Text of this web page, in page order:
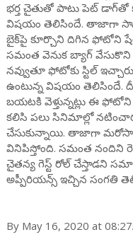
భర్త చైతుతో పాటు పెట్ డాగ్‌తో
విషయం తెలిసిందే. తాజాగా
బైక్‌పై కూర్చొని దిగిన ఫోటోని
సమంత వెనుక బ్యాగ్ వేసుకొని
నవ్వుతూ ఫోటోకు స్టిల్
ఉంటున్న విషయం తెలిసిందే.
బయటకి వెళ్తున్నట్లు ఈ
కలిసి పలు సినిమాల్లో
చేసుకున్నాయి. తాజాగా మరోసారి
వినిపిస్తోంది. సమంత నందిని
చైతన్య గెస్ట్ రోల్ చేస్తాడని
అప్పీరియన్స్ ఇచ్చిన సంగతి
By May 16, 2020 at